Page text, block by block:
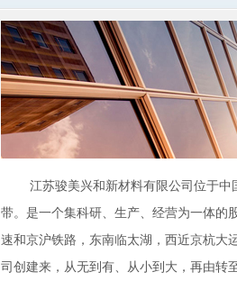
江苏骏美兴和新材料有限公司位于中
带。是一个集科研、生产、经营为一体的
速和京沪铁路，东南临太湖，西近京杭大
司创建来，从无到有、从小到大，再由转